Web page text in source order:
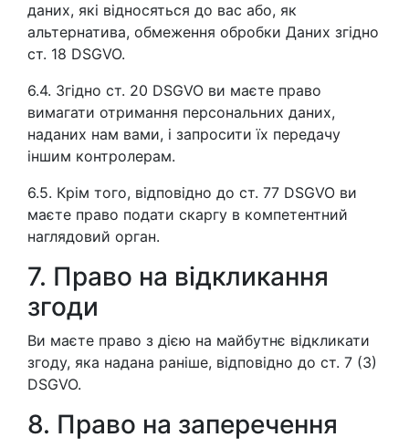
даних, які відносяться до вас або, як
альтернатива, обмеження обробки Даних згідно
ст. 18 DSGVO.
6.4. Згідно ст. 20 DSGVO ви маєте право
вимагати отримання персональних даних,
наданих нам вами, і запросити їх передачу
іншим контролерам.
6.5. Крім того, відповідно до ст. 77 DSGVO ви
маєте право подати скаргу в компетентний
наглядовий орган.
7. Право на відкликання
згоди
Ви маєте право з дією на майбутнє відкликати
згоду, яка надана раніше, відповідно до ст. 7 (3)
DSGVO.
8. Право на заперечення